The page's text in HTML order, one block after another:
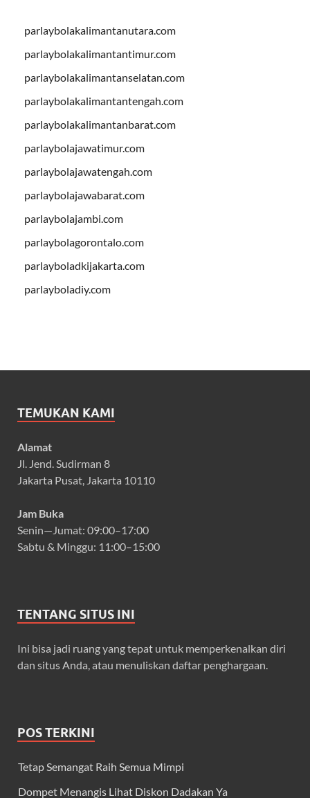
parlaybolakalimantanutara.com
parlaybolakalimantantimur.com
parlaybolakalimantanselatan.com
parlaybolakalimantantengah.com
parlaybolakalimantanbarat.com
parlaybolajawatimur.com
parlaybolajawatengah.com
parlaybolajawabarat.com
parlaybolajambi.com
parlaybolagorontalo.com
parlayboladkijakarta.com
parlayboladiy.com
TEMUKAN KAMI
Alamat
Jl. Jend. Sudirman 8
Jakarta Pusat, Jakarta 10110
Jam Buka
Senin—Jumat: 09:00–17:00
Sabtu & Minggu: 11:00–15:00
TENTANG SITUS INI
Ini bisa jadi ruang yang tepat untuk memperkenalkan diri
dan situs Anda, atau menuliskan daftar penghargaan.
POS TERKINI
Tetap Semangat Raih Semua Mimpi
Dompet Menangis Lihat Diskon Dadakan Ya